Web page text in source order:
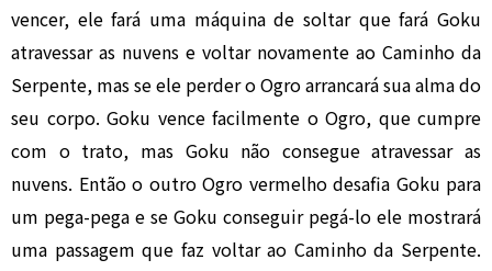
vencer, ele fará uma máquina de soltar que fará Goku
atravessar as nuvens e voltar novamente ao Caminho da
Serpente, mas se ele perder o Ogro arrancará sua alma do
seu corpo. Goku vence facilmente o Ogro, que cumpre
com o trato, mas Goku não consegue atravessar as
nuvens. Então o outro Ogro vermelho desafia Goku para
um pega-pega e se Goku conseguir pegá-lo ele mostrará
uma passagem que faz voltar ao Caminho da Serpente.